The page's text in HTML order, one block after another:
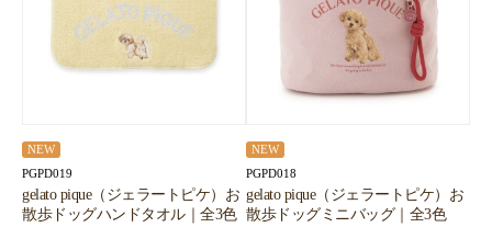
NEW
PGPD019
gelato pique（ジェラートピケ）お
散歩ドッグハンドタオル｜全3色
NEW
PGPD018
gelato pique（ジェラートピケ）お
散歩ドッグミニバッグ｜全3色